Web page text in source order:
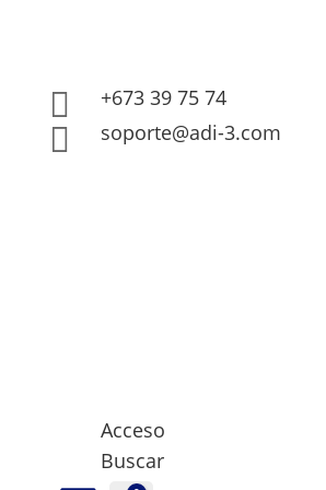
 +673 39 75 74
 soporte@adi-3.com
Acceso
Buscar